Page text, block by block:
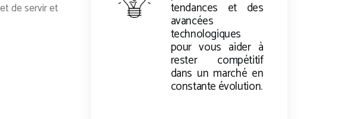
de servir et
tendances et des
avancées
technologiques
pour vous aider à
rester compétitif
dans un marché en
constante évolution.